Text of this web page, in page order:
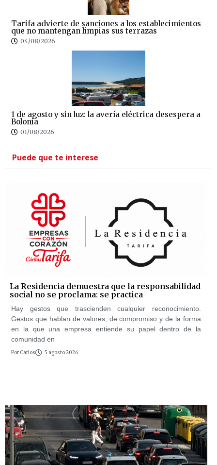
Tarifa advierte de sanciones a los establecimientos
que no mantengan limpias sus terrazas
04/08/2026
1 de agosto y sin luz: la avería eléctrica desespera a
Bolonia
01/08/2026
Puede que te interese
La Residencia demuestra que la responsabilidad
social no se proclama: se practica
Hay gestos que trascienden cualquier reconocimiento.
Gestos que hablan de valores, de compromiso y de la forma
en la que una empresa entiende su papel dentro de la
comunidad en
Por Carlos 5 agosto 2026